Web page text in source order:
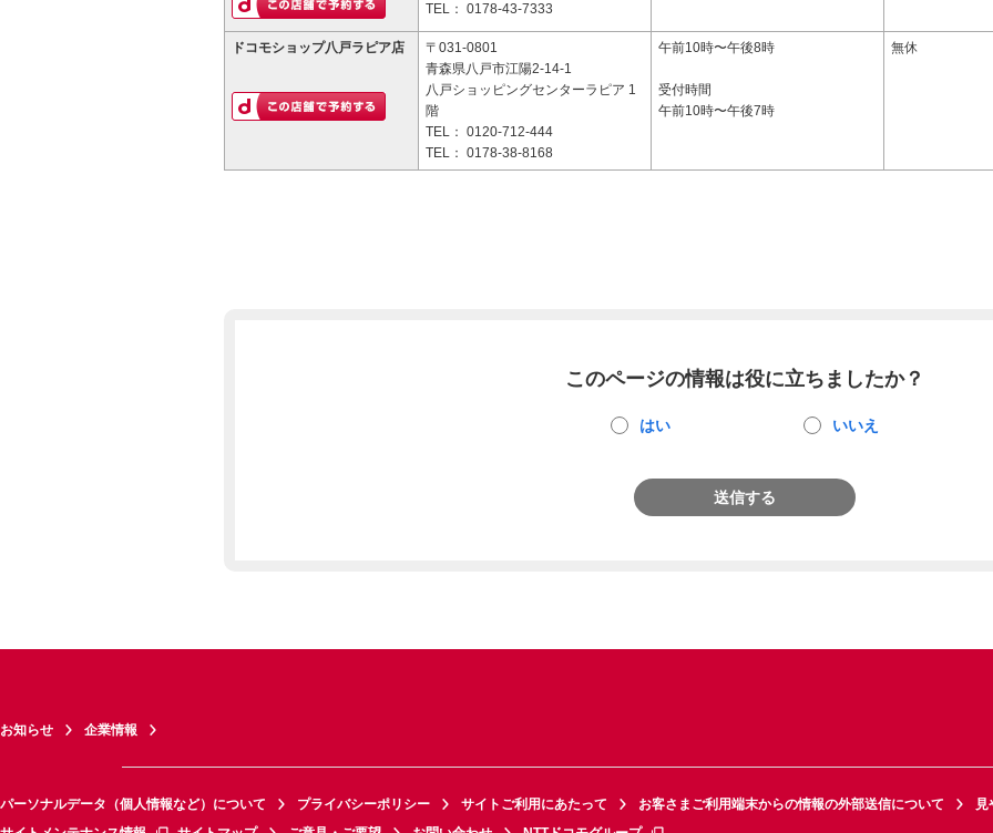
TEL： 0178-43-7333
ドコモショップ八戸ラピア店
〒031-0801
青森県八戸市江陽2-14-1
八戸ショッピングセンターラピア 1
階
TEL： 0120-712-444
TEL： 0178-38-8168
午前10時〜午後8時
受付時間
午前10時〜午後7時
無休
このページの情報は役に立ちましたか？
はい いいえ
送信する
お知らせ 企業情報
パーソナルデータ（個人情報など）について プライバシーポリシー サイトご利用にあたって お客さまご利用端末からの情報の外部送信について
見